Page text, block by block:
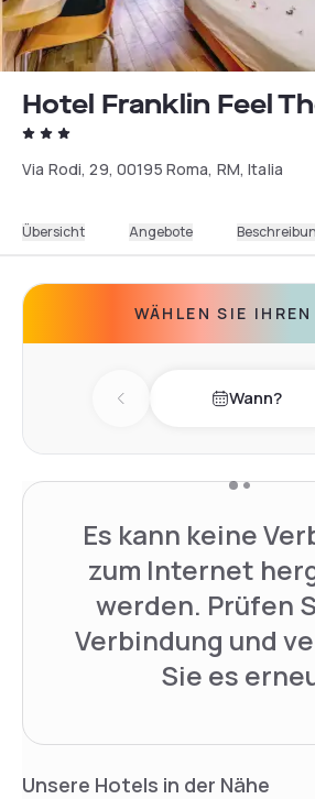
Hotel Franklin Feel
Via Rodi, 29, 00195 Roma, RM, Italia
Übersicht Angebote
WÄHLEN SIE
Previous day Wann?
Es kann keine
zum Internet
werden. Prüfen
Verbindung und
Sie es
Unsere Hotels in der Nähe